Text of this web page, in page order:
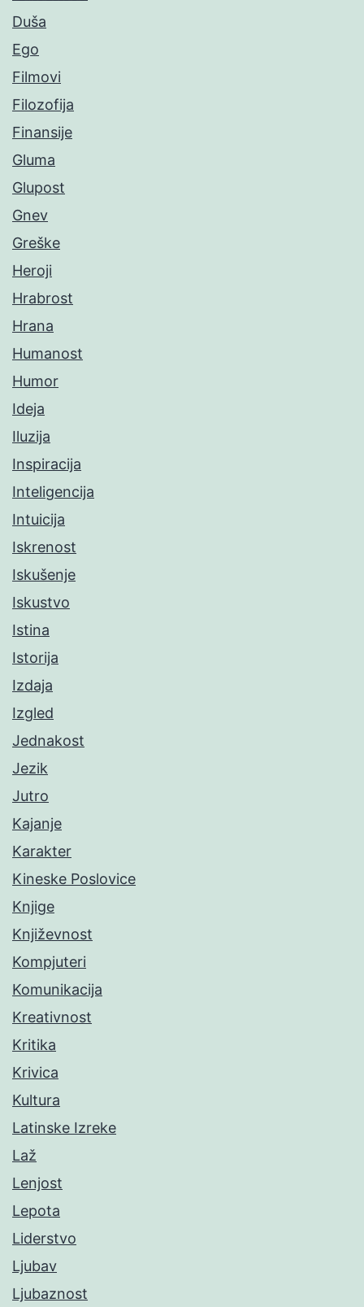
Duša
Ego
Filmovi
Filozofija
Finansije
Gluma
Glupost
Gnev
Greške
Heroji
Hrabrost
Hrana
Humanost
Humor
Ideja
Iluzija
Inspiracija
Inteligencija
Intuicija
Iskrenost
Iskušenje
Iskustvo
Istina
Istorija
Izdaja
Izgled
Jednakost
Jezik
Jutro
Kajanje
Karakter
Kineske Poslovice
Knjige
Književnost
Kompjuteri
Komunikacija
Kreativnost
Kritika
Krivica
Kultura
Latinske Izreke
Laž
Lenjost
Lepota
Liderstvo
Ljubav
Ljubaznost